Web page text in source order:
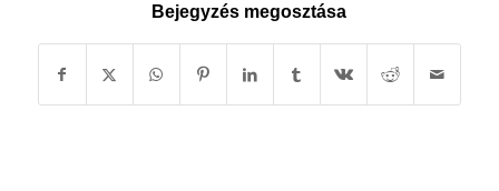
Bejegyzés megosztása